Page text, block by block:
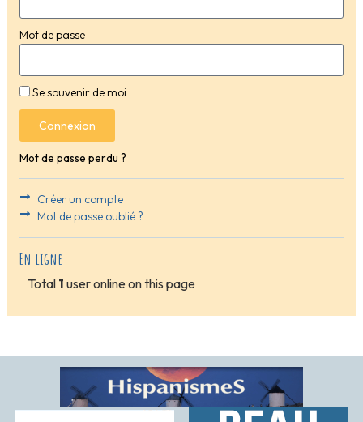
Mot de passe
Se souvenir de moi
Connexion
Mot de passe perdu ?
Créer un compte
Mot de passe oublié ?
En ligne
Total 1 user online on this page